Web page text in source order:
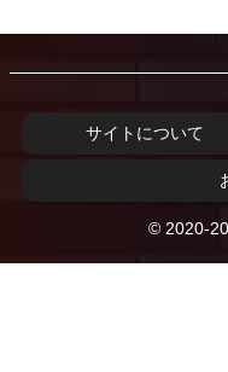
サイトについて
© 2020-